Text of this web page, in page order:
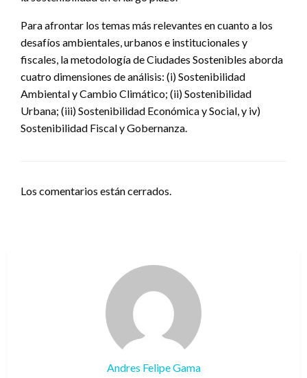
Para afrontar los temas más relevantes en cuanto a los
desafíos ambientales, urbanos e institucionales y
fiscales, la metodología de Ciudades Sostenibles aborda
cuatro dimensiones de análisis: (i) Sostenibilidad
Ambiental y Cambio Climático; (ii) Sostenibilidad
Urbana; (iii) Sostenibilidad Económica y Social, y iv)
Sostenibilidad Fiscal y Gobernanza.
Los comentarios están cerrados.
Andres Felipe Gama